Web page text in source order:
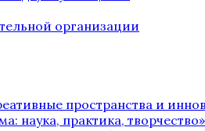
организации
пространства и
наука, практика,